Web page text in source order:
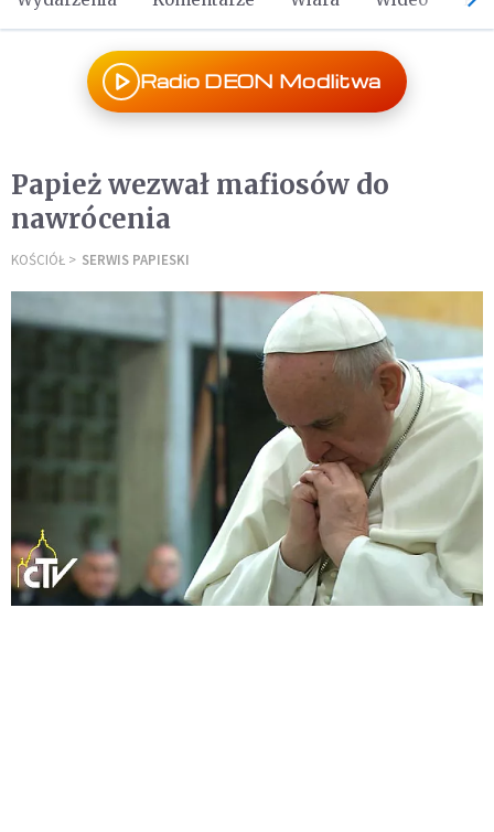
Radio DEON Modlitwa
Papież wezwał mafiosów do
nawrócenia
KOŚCIÓŁ SERWIS PAPIESKI